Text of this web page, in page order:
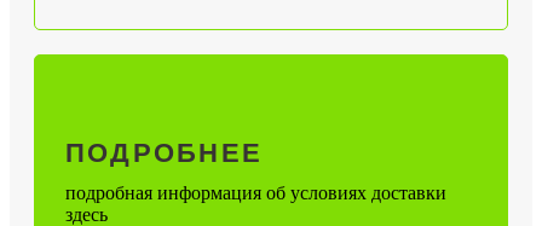
ПОДРОБНЕЕ
подробная информация об условиях доставки
здесь